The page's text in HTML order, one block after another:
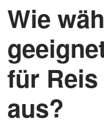
Wie
für Reis
aus?